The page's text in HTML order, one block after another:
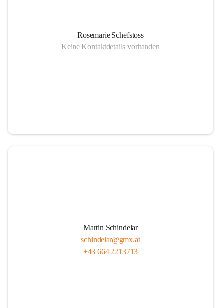
Rosemarie Schefstoss
Keine Kontaktdetails vorhanden
Martin Schindelar
schindelar@gmx.at
+43 664 2213713